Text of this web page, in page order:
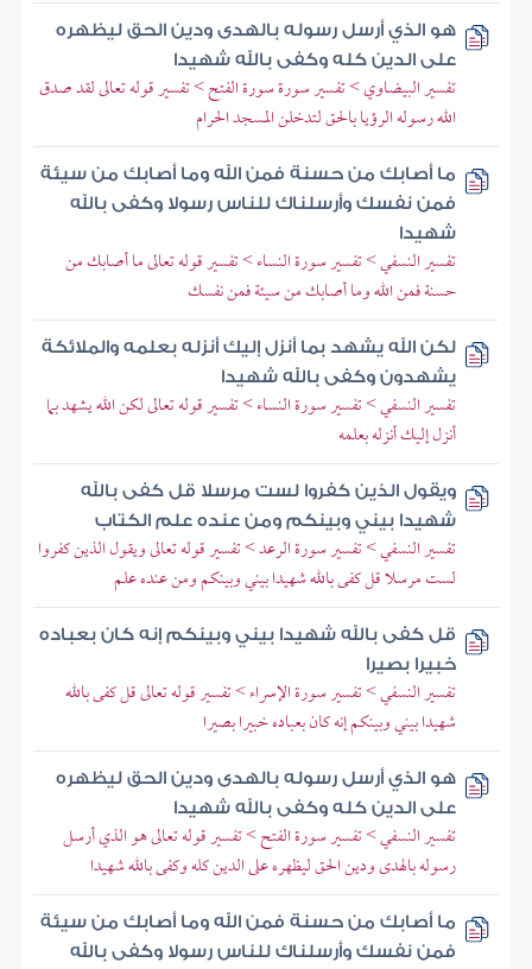
هو الذي أرسل رسوله بالهدى ودين الحق ليظهره
على الدين كله وكفى بالله شهيدا
تفسير البيضاوي > تفسير سورة سورة الفتح > تفسير قوله تعالى لقد صدق
الله رسوله الرؤيا بالحق لتدخلن المسجد الحرام
ما أصابك من حسنة فمن الله وما أصابك من سيئة
فمن نفسك وأرسلناك للناس رسولا وكفى بالله
شهيدا
تفسير النسفي > تفسير سورة النساء > تفسير قوله تعالى ما أصابك من
حسنة فمن الله وما أصابك من سيئة فمن نفسك
لكن الله يشهد بما أنزل إليك أنزله بعلمه والملائكة
يشهدون وكفى بالله شهيدا
تفسير النسفي > تفسير سورة النساء > تفسير قوله تعالى لكن الله يشهد بما
أنزل إليك أنزله بعلمه
ويقول الذين كفروا لست مرسلا قل كفى بالله
شهيدا بيني وبينكم ومن عنده علم الكتاب
تفسير النسفي > تفسير سورة الرعد > تفسير قوله تعالى ويقول الذين كفروا
لست مرسلا قل كفى بالله شهيدا بيني وبينكم ومن عنده علم
قل كفى بالله شهيدا بيني وبينكم إنه كان بعباده
خبيرا بصيرا
تفسير النسفي > تفسير سورة الإسراء > تفسير قوله تعالى قل كفى بالله
شهيدا بيني وبينكم إنه كان بعباده خبيرا بصيرا
هو الذي أرسل رسوله بالهدى ودين الحق ليظهره
على الدين كله وكفى بالله شهيدا
تفسير النسفي > تفسير سورة الفتح > تفسير قوله تعالى هو الذي أرسل
رسوله بالهدى ودين الحق ليظهره على الدين كله وكفى بالله شهيدا
ما أصابك من حسنة فمن الله وما أصابك من سيئة
فمن نفسك وأرسلناك للناس رسولا وكفى بالله